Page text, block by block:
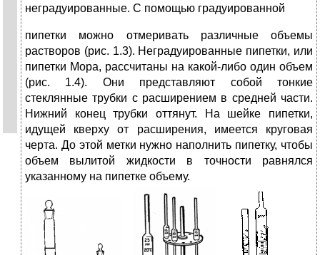
неградуированные. С помощью градуированной
пипетки можно отмеривать различные объемы
растворов (рис. 1.3). Неградуированные пипетки, или
пипетки Мора, рассчитаны на какой-либо один объем
(рис. 1.4). Они представляют собой тонкие
стеклянные трубки с расширением в средней части.
Нижний конец трубки оттянут. На шейке пипетки,
идущей кверху от расширения, имеется круговая
черта. До этой метки нужно наполнить пипетку, чтобы
объем вылитой жидкости в точности равнялся
указанному на пипетке объему.